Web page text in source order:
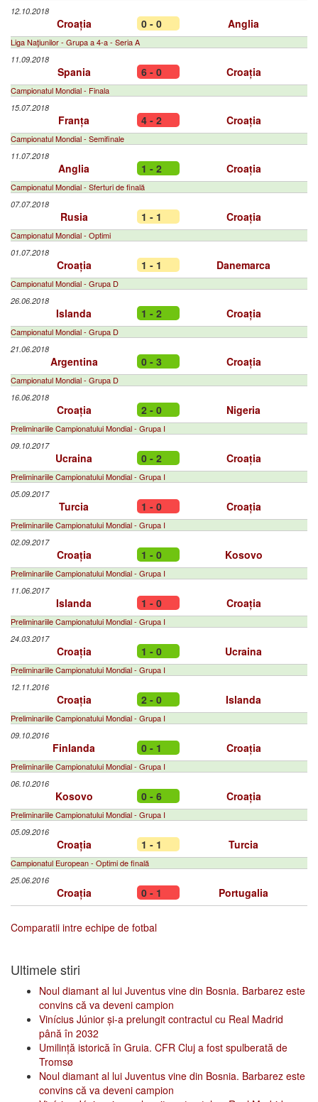
12.10.2018
Croația 0 - 0 Anglia
Liga Naţiunilor - Grupa a 4-a - Seria A
11.09.2018
Spania 6 - 0 Croația
Campionatul Mondial - Finala
15.07.2018
Franța 4 - 2 Croația
Campionatul Mondial - Semifinale
11.07.2018
Anglia 1 - 2 Croația
Campionatul Mondial - Sferturi de finală
07.07.2018
Rusia 1 - 1 Croația
Campionatul Mondial - Optimi
01.07.2018
Croația 1 - 1 Danemarca
Campionatul Mondial - Grupa D
26.06.2018
Islanda 1 - 2 Croația
Campionatul Mondial - Grupa D
21.06.2018
Argentina 0 - 3 Croația
Campionatul Mondial - Grupa D
16.06.2018
Croația 2 - 0 Nigeria
Preliminariile Campionatului Mondial - Grupa I
09.10.2017
Ucraina 0 - 2 Croația
Preliminariile Campionatului Mondial - Grupa I
05.09.2017
Turcia 1 - 0 Croația
Preliminariile Campionatului Mondial - Grupa I
02.09.2017
Croația 1 - 0 Kosovo
Preliminariile Campionatului Mondial - Grupa I
11.06.2017
Islanda 1 - 0 Croația
Preliminariile Campionatului Mondial - Grupa I
24.03.2017
Croația 1 - 0 Ucraina
Preliminariile Campionatului Mondial - Grupa I
12.11.2016
Croația 2 - 0 Islanda
Preliminariile Campionatului Mondial - Grupa I
09.10.2016
Finlanda 0 - 1 Croația
Preliminariile Campionatului Mondial - Grupa I
06.10.2016
Kosovo 0 - 6 Croația
Preliminariile Campionatului Mondial - Grupa I
05.09.2016
Croația 1 - 1 Turcia
Campionatul European - Optimi de finală
25.06.2016
Croația 0 - 1 Portugalia
Comparatii intre echipe de fotbal
Ultimele stiri
Noul diamant al lui Juventus vine din Bosnia. Barbarez este
convins că va deveni campion
Vinícius Júnior și-a prelungit contractul cu Real Madrid
până în 2032
Umilință istorică în Gruia. CFR Cluj a fost spulberată de
Tromsø
Noul diamant al lui Juventus vine din Bosnia. Barbarez este
convins că va deveni campion